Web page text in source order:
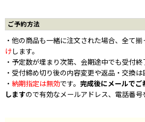
ご予約方法
・他の商品も一緒に注文された場合、全て揃
けします。
・予定数が埋まり次第、会期途中でも受付終
・受付締め切り後の内容変更や返品・交換は
・ 納期指定は無効です。 完成後にメールでご
しますので有効なメールアドレス、電話番号